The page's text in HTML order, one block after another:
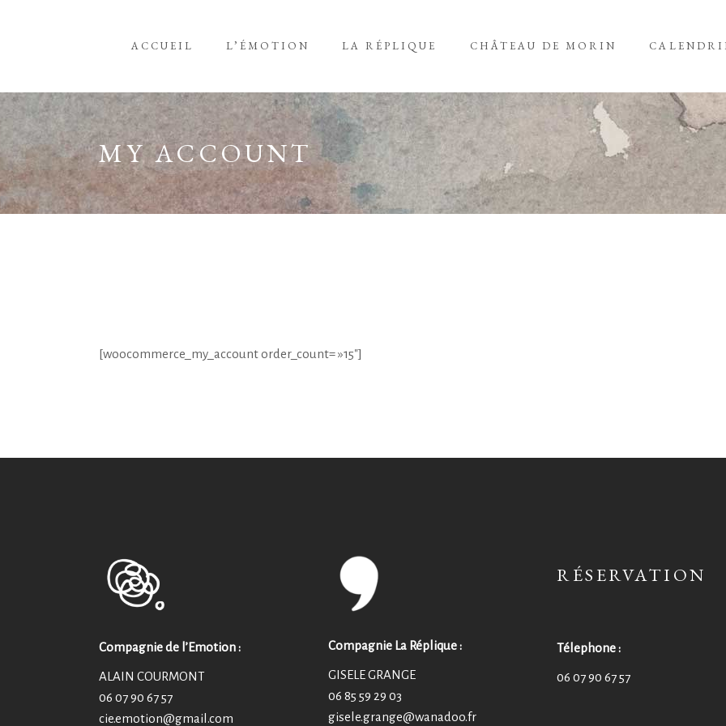
ACCUEIL L’ÉMOTION LA RÉPLIQUE CHÂTEAU DE MORIN
MY ACCOUNT
[woocommerce_my_account order_count= »15″]
Compagnie de l’Emotion :
ALAIN COURMONT
06 07 90 67 57
cie.emotion@gmail.com
Compagnie La Réplique :
GISELE GRANGE
06 85 59 29 03
gisele.grange@wanadoo.fr
RÉSERVATION
Télephone :
06 07 90 67 57